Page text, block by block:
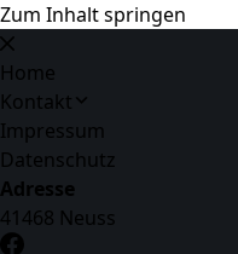
Zum Inhalt springen
Home
Kontakt
Impressum
Datenschutz
Adresse
41468 Neuss